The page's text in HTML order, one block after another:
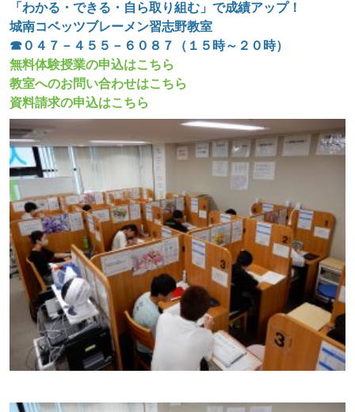
「わかる・できる・自ら取り組む」で成績アップ！
城南コベッツブレーメン習志野教室
☎０４７－４５５－６０８７（１５時～２０時）
無料体験授業の申込はこちら
教室へのお問い合わせはこちら
資料請求の申込はこちら